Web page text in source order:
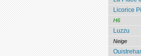
Licorice
H6
Luzzu
Neige